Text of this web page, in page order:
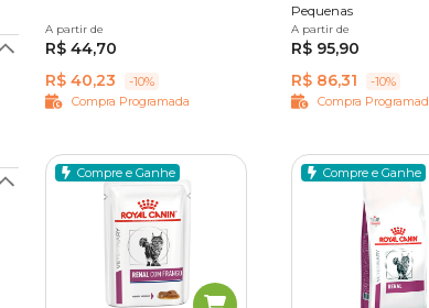
400g
A partir de
R$ 44,70
R$ 40,23
-10%
Compra Programada
Pequenas
2 kg 10,1 kg
A partir de
R$ 95,90
R$ 86,31
-10%
Compra
Compre e Ganhe Compre e Ganhe